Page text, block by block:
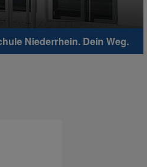
Niederrhein. Dein Weg.